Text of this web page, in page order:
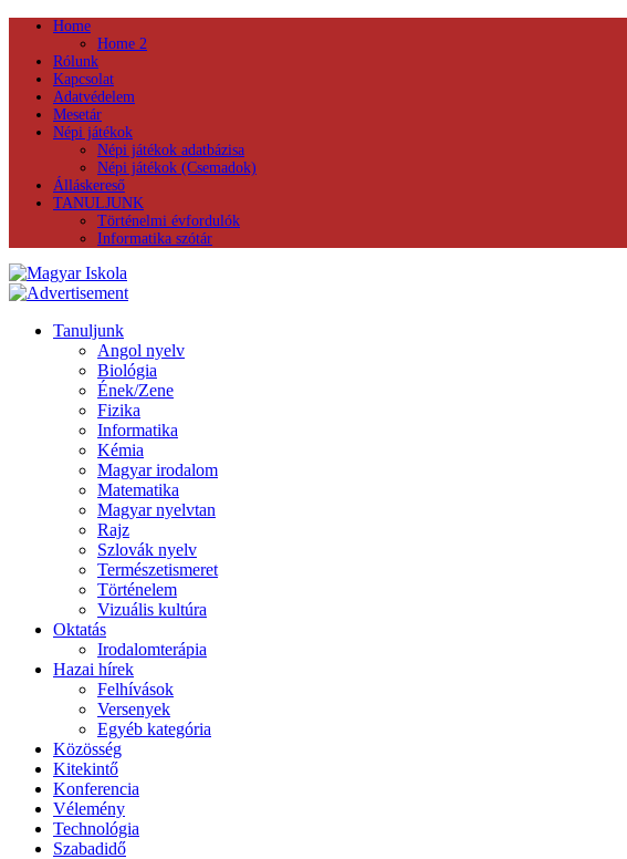
Home
Home 2
Rólunk
Kapcsolat
Adatvédelem
Mesetár
Népi játékok
Népi játékok adatbázisa
Népi játékok (Csemadok)
Álláskereső
TANULJUNK
Történelmi évfordulók
Informatika szótár
Tanuljunk
Angol nyelv
Biológia
Ének/Zene
Fizika
Informatika
Kémia
Magyar irodalom
Matematika
Magyar nyelvtan
Rajz
Szlovák nyelv
Természetismeret
Történelem
Vizuális kultúra
Oktatás
Irodalomterápia
Hazai hírek
Felhívások
Versenyek
Egyéb kategória
Közösség
Kitekintő
Konferencia
Vélemény
Technológia
Szabadidő